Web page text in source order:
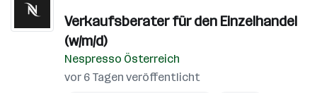
Verkaufsberater für den Einzelhandel
(w/m/d)
Nespresso Österreich
vor 6 Tagen veröffentlicht